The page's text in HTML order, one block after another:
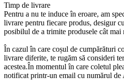
Timp de livrare
Pentru a nu te induce în eroare, am
livrare pentru fiecare produs, desigur
posibilul de a trimite produsele cât mai
În cazul în care coșul de cumpărături
livrare diferite, te rugăm să consideri
acestea.În momentul în care coletul
notificat printr-un email cu numărul de